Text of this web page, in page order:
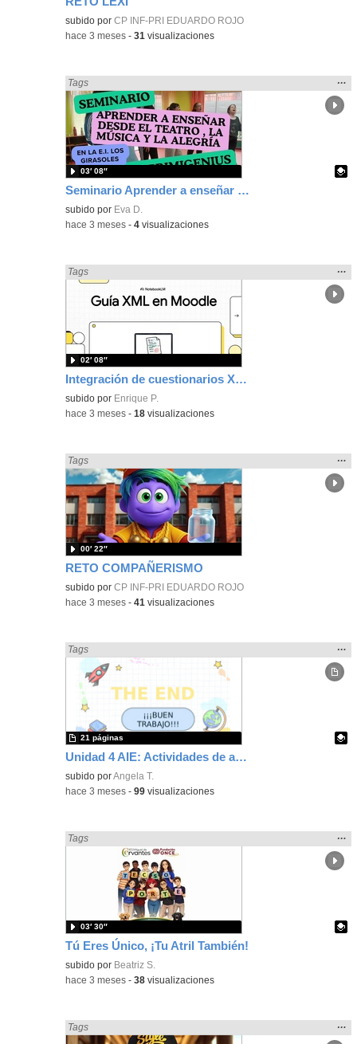
subido porCP INF-PRI EDUARDO ROJO
-hace 3 meses -31 visualizaciones
Seminario Aprender a enseñar desde el Teatro, la música y la alegría
Encontrado «Metodologías Activas» en:
Tags
la
…
Contenido educativo.
subido por Eva D.
03′ 08″
-hace 3 meses -4 visualizaciones
Integración de cuestionarios XML en Moodle
Encontrado «Metodologías Activas» en:
Tags
la
…
subido por Enrique P.
02′ 08″
-hace 3 meses -18 visualizaciones
RETO COMPAÑERISMO
Encontrado «Metodologías Activas» en:
Tags
la
…
subido porCP INF-PRI EDUARDO ROJO
00′ 22″
-hace 3 meses -41 visualizaciones
Unidad 4 AIE: Actividades de apoyo a la intervención educativa
Encontrado «Metodologías Activas» en:
Tags
la
…
Contenido educativo.
subido porAngela T.
21 páginas
-hace 3 meses -99 visualizaciones
Tú Eres Único, ¡Tu Atril También!
Encontrado «Metodologías Activas» en:
Tags
la
…
Contenido educativo.
subido por Beatriz S.
03′ 30″
-hace 3 meses -38 visualizaciones
Encontrado «Metodologías Activas» en:
Tags
la
…